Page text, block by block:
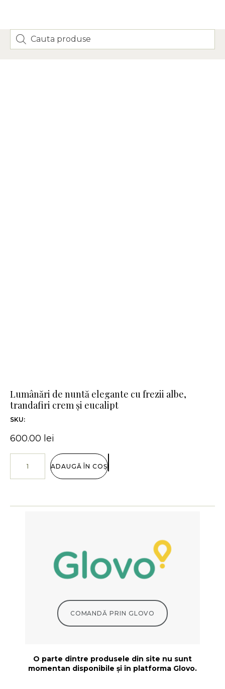
Lumânări de nuntă elegante cu frezii albe,
trandafiri crem și eucalipt
SKU:
600.00 lei
ADAUGĂ ÎN COȘ
COMANDĂ PRIN GLOVO
O parte dintre produsele din site nu sunt
momentan disponibile și în platforma Glovo.